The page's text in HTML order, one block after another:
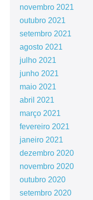
novembro 2021
outubro 2021
setembro 2021
agosto 2021
julho 2021
junho 2021
maio 2021
abril 2021
março 2021
fevereiro 2021
janeiro 2021
dezembro 2020
novembro 2020
outubro 2020
setembro 2020